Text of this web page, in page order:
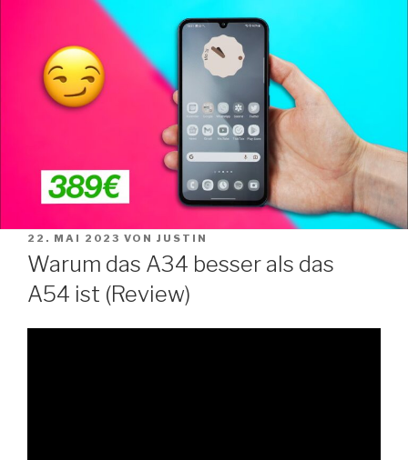
springen
VERÖFFENTLICHT
AM
22. MAI 2023 VON JUSTIN
Warum das A34 besser als das
A54 ist (Review)